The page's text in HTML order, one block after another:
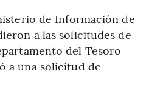
de Información de
a las solicitudes de
del Tesoro
a una solicitud de